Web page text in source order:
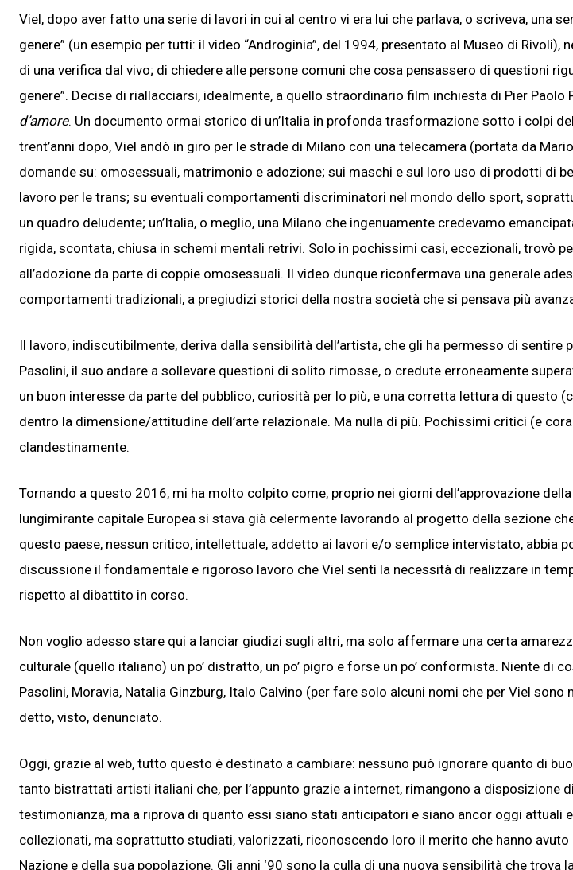
Viel, dopo aver fatto una serie di lavori in cui al centro vi era lui che parlava, o scriveva, una
genere” (un esempio per tutti: il video “Androginia”, del 1994, presentato al Museo di
di una verifica dal vivo; di chiedere alle persone comuni che cosa pensassero di questioni
genere”. Decise di riallacciarsi, idealmente, a quello straordinario film inchiesta di Pier Paolo
d’amore. Un documento ormai storico di un’Italia in profonda trasformazione sotto i colpi
trent’anni dopo, Viel andò in giro per le strade di Milano con una telecamera (portata da
domande su: omosessuali, matrimonio e adozione; sui maschi e sul loro uso di prodotti di
lavoro per le trans; su eventuali comportamenti discriminatori nel mondo dello sport,
un quadro deludente; un’Italia, o meglio, una Milano che ingenuamente credevamo
rigida, scontata, chiusa in schemi mentali retrivi. Solo in pochissimi casi, eccezionali, trovò
all’adozione da parte di coppie omosessuali. Il video dunque riconfermava una generale
comportamenti tradizionali, a pregiudizi storici della nostra società che si pensava più
Il lavoro, indiscutibilmente, deriva dalla sensibilità dell’artista, che gli ha permesso di sentire
Pasolini, il suo andare a sollevare questioni di solito rimosse, o credute erroneamente
un buon interesse da parte del pubblico, curiosità per lo più, e una corretta lettura di questo
dentro la dimensione/attitudine dell’arte relazionale. Ma nulla di più. Pochissimi critici (e
clandestinamente.
Tornando a questo 2016, mi ha molto colpito come, proprio nei giorni dell’approvazione della
lungimirante capitale Europea si stava già celermente lavorando al progetto della sezione
questo paese, nessun critico, intellettuale, addetto ai lavori e/o semplice intervistato, abbia
discussione il fondamentale e rigoroso lavoro che Viel sentì la necessità di realizzare in
rispetto al dibattito in corso.
Non voglio adesso stare qui a lanciar giudizi sugli altri, ma solo affermare una certa
culturale (quello italiano) un po’ distratto, un po’ pigro e forse un po’ conformista. Niente di
Pasolini, Moravia, Natalia Ginzburg, Italo Calvino (per fare solo alcuni nomi che per Viel sono
detto, visto, denunciato.
Oggi, grazie al web, tutto questo è destinato a cambiare: nessuno può ignorare quanto di
tanto bistrattati artisti italiani che, per l’appunto grazie a internet, rimangono a disposizione
testimonianza, ma a riprova di quanto essi siano stati anticipatori e siano ancor oggi attuali
collezionati, ma soprattutto studiati, valorizzati, riconoscendo loro il merito che hanno
Nazione e della sua popolazione. Gli anni ‘90 sono la culla di una nuova sensibilità che trova